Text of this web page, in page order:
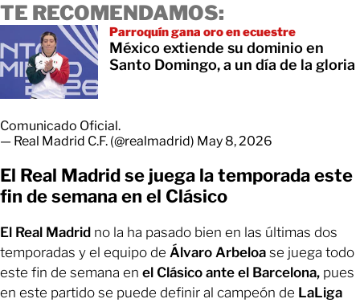
TE RECOMENDAMOS:
Parroquín gana oro en ecuestre
México extiende su dominio en
Santo Domingo, a un día de la gloria
Comunicado Oficial.
— Real Madrid C.F. (@realmadrid) May 8, 2026
El Real Madrid se juega la temporada este
fin de semana en el Clásico
El Real Madrid no la ha pasado bien en las últimas dos
temporadas y el equipo de Álvaro Arbeloa se juega todo
este fin de semana en el Clásico ante el Barcelona, pues
en este partido se puede definir al campeón de LaLiga